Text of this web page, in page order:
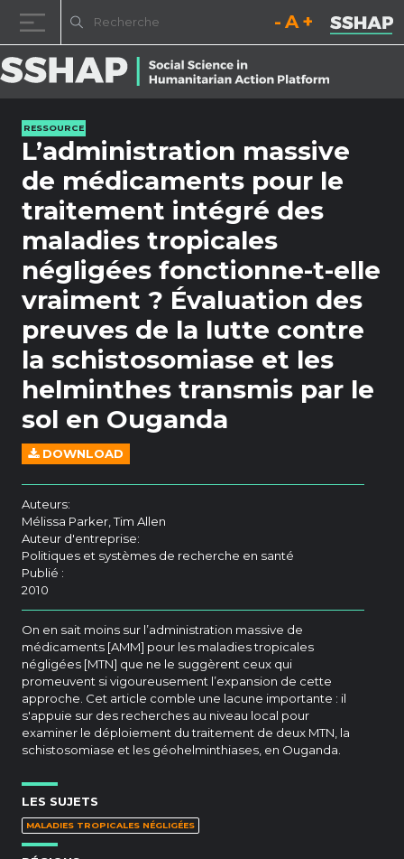
Diminuez la taille de la
Réinitialisez la
RESSOURCE
L’administration massive
de médicaments pour le
traitement intégré des
maladies tropicales
négligées fonctionne-t-elle
vraiment ? Évaluation des
preuves de la lutte contre
la schistosomiase et les
helminthes transmis par le
sol en Ouganda
DOWNLOAD
Auteurs:
Mélissa Parker, Tim Allen
Auteur d'entreprise:
Politiques et systèmes de recherche en santé
Publié :
2010
On en sait moins sur l’administration massive de
médicaments [AMM] pour les maladies tropicales
négligées [MTN] que ne le suggèrent ceux qui
promeuvent si vigoureusement l’expansion de cette
approche. Cet article comble une lacune importante : il
s'appuie sur des recherches au niveau local pour
examiner le déploiement du traitement de deux MTN, la
schistosomiase et les géohelminthiases, en Ouganda.
LES SUJETS
MALADIES TROPICALES NÉGLIGÉES